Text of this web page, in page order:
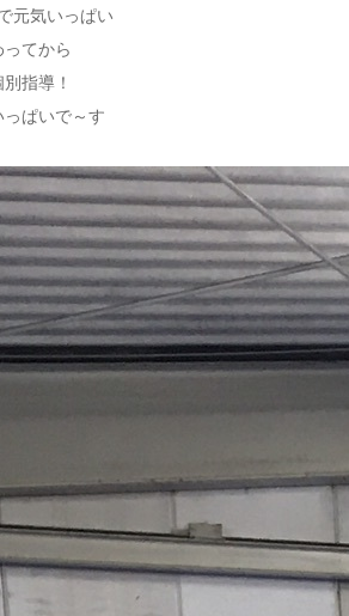
元気いっぱい
てから
指導！
ぱいで～す